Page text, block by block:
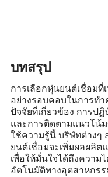
บทสรุป
การเลือกหุ่นยนต์เชื่อมที่
อย่างรอบคอบในการท
ปัจจัยที่เกี่ยวข้อง การป
และการติดตามแนวโน้
ใช้ความรู้นี้ บริษัทต่างๆ
ยนต์เชื่อมจะเพิ่มผลผลิ
เพื่อให้มั่นใจได้ถึงความ
อัตโนมัติทางอุตสาหกร